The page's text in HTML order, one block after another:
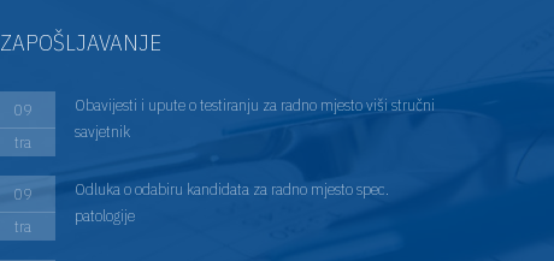
ZAPOŠLJAVANJE
09
tra
Obavijesti i upute o testiranju za radno mjesto viši stručni
savjetnik
09
tra
Odluka o odabiru kandidata za radno mjesto spec.
patologije